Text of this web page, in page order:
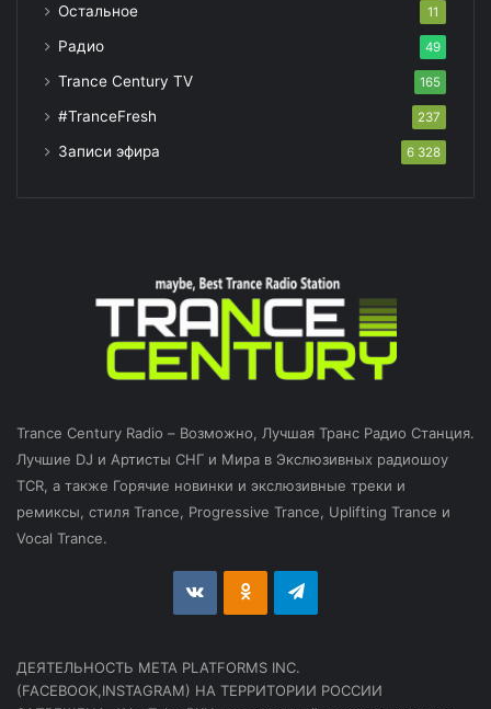
Остальное 11
Радио 49
Trance Century TV 165
#TranceFresh 237
Записи эфира 6 328
Trance Century Radio – Возможно, Лучшая Транс Радио Станция.
Лучшие DJ и Артисты СНГ и Мира в Экслюзивных радиошоу
TCR, а также Горячие новинки и экслюзивные треки и
ремиксы, стиля Trance, Progressive Trance, Uplifting Trance и
Vocal Trance.
vk.com Odnoklassniki
Telegram
ДЕЯТЕЛЬНОСТЬ МЕТА PLATFORMS INC.
(FACEBOOK,INSTAGRAM) НА ТЕРРИТОРИИ РОССИИ